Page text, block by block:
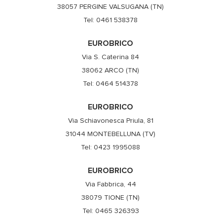
38057 PERGINE VALSUGANA (TN)
Tel: 0461 538378
EUROBRICO
Via S. Caterina 84
38062 ARCO (TN)
Tel: 0464 514378
EUROBRICO
Via Schiavonesca Priula, 81
31044 MONTEBELLUNA (TV)
Tel: 0423 1995088
EUROBRICO
Via Fabbrica, 44
38079 TIONE (TN)
Tel: 0465 326393